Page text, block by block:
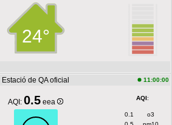
24°
Estació de QA oficial 11:00:00
AQI:0.5 eea AQI:
0.1
o3